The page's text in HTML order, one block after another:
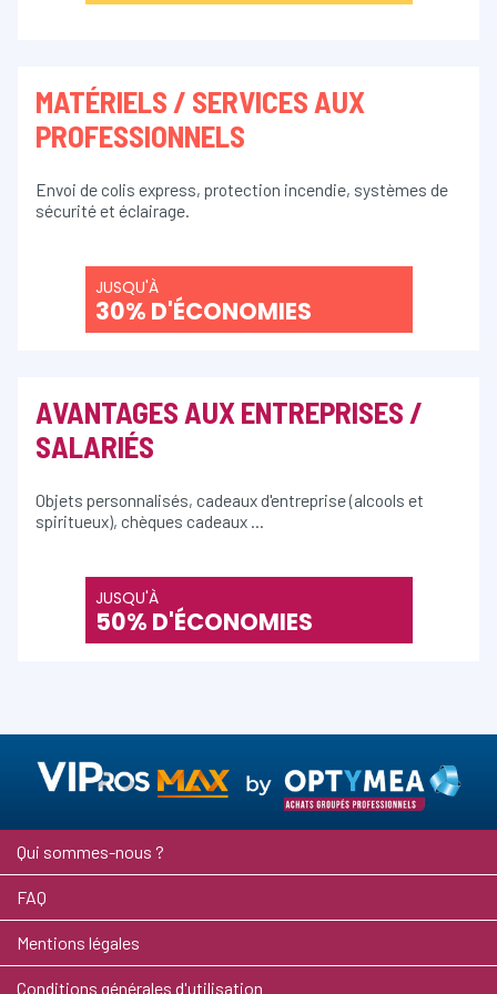
MATÉRIELS / SERVICES AUX
PROFESSIONNELS
Envoi de colis express, protection incendie, systèmes de
sécurité et éclairage.
JUSQU'À
30% D'ÉCONOMIES
AVANTAGES AUX ENTREPRISES /
SALARIÉS
Objets personnalisés, cadeaux d'entreprise (alcools et
spiritueux), chèques cadeaux …
JUSQU'À
50% D'ÉCONOMIES
Qui sommes-nous ?
FAQ
Mentions légales
Conditions générales d'utilisation